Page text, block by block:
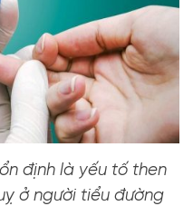
định là yếu tố then
ở người tiểu đường